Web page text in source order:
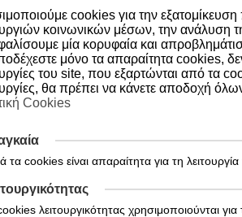
ερεθισμούς
υγιεινό κάλυμμα και βάση
υγιεινής που συνδυάζει κομψό
κάθε προϊόν αναπτύσσεται σε
της αναπνοής και η αναγέννηση της
cookies για την
κοινωνικών μέσων, την ανάλυση
μία κορυφαία και
μόνο τα απαραίτητα cookies,
του site, που εξαρτώνται από τα
θα πρέπει να κάνετε αποδοχή
Cookies
τα cookies είναι απαραίτητα για τη
λειτουργικότητας χρησιμοποιούνται